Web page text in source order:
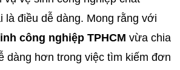
là điều dễ dàng. Mong rằng với
công nghiệp TPHCM vừa chia
dàng hơn trong việc tìm kiếm đơn